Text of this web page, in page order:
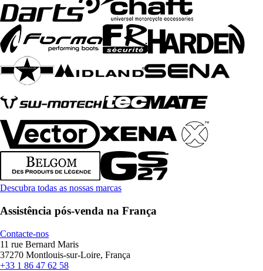
Descubra todas as nossas marcas
Assistência pós-venda na França
Contacte-nos
11 rue Bernard Maris
37270 Montlouis-sur-Loire, França
+33 1 86 47 62 58